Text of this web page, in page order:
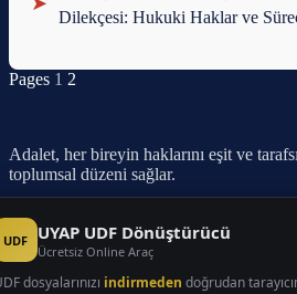
Dilekçesi: Hukuki Haklar ve
Pages 1 2
Adalet, her bireyin haklarını eşit ve
toplumsal düzeni sağlar.
Sayfalar
Anasayfa
Faaliyet Alanları
UDF UYAP UDF Dönüştürücü
Ücretsiz Online Araç
dosyalarınızı indirmeden doğrudan